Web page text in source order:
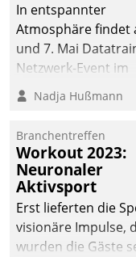
In entspannter
Atmosphäre findet
und 7. Mai
Netzwerk-Event im
Kunden- und
statt. Zentrale
Mammutprojekte
meistern und
wuppen – bei
anspruchsvollen
Aufgaben und
abnehmendem
Nadja Hußmann
Branchentreffen
Workout 2023:
Neuronaler
Aktivsport
Erst lieferten die
visionäre Impulse,
wurden die Gäste